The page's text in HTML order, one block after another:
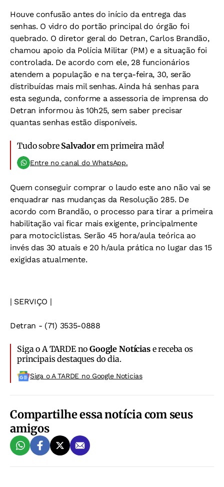
Houve confusão antes do início da entrega das
senhas. O vidro do portão principal do órgão foi
quebrado. O diretor geral do Detran, Carlos Brandão,
chamou apoio da Polícia Militar (PM) e a situação foi
controlada. De acordo com ele, 28 funcionários
atendem a população e na terça-feira, 30, serão
distribuídas mais mil senhas. Ainda há senhas para
esta segunda, conforme a assessoria de imprensa do
Detran informou às 10h25, sem saber precisar
quantas senhas estão disponíveis.
Tudo sobre Salvadorem primeira mão!
Entre no canal do WhatsApp.
Quem conseguir comprar o laudo este ano não vai se
enquadrar nas mudanças da Resolução 285. De
acordo com Brandão, o processo para tirar a primeira
habilitação vai ficar mais exigente, principalmente
para motociclistas. Serão 45 hora/aula teórica ao
invés das 30 atuais e 20 h/aula prática no lugar das 15
exigidas atualmente.
| SERVIÇO |
Detran - (71) 3535-0888
Siga o A TARDE noGoogle Notíciase receba os
principais destaques do dia.
Siga o A TARDE no Google Noticias
Compartilhe essa notícia com seus
amigos